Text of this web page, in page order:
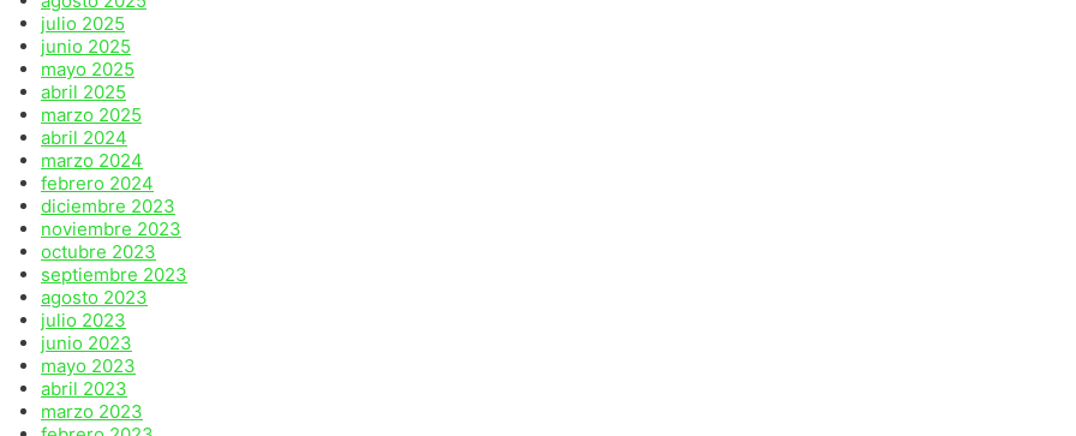
julio 2025
junio 2025
mayo 2025
abril 2025
marzo 2025
abril 2024
marzo 2024
febrero 2024
diciembre 2023
noviembre 2023
octubre 2023
septiembre 2023
agosto 2023
julio 2023
junio 2023
mayo 2023
abril 2023
marzo 2023